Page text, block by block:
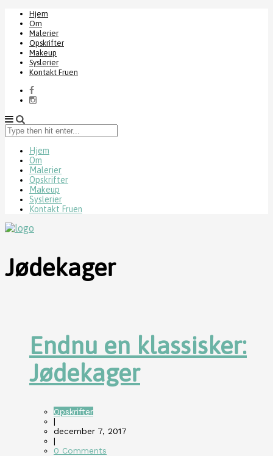
Hjem
Om
Malerier
Opskrifter
Makeup
Syslerier
Kontakt Fruen
Type
then
enter...
Hjem
Om
Malerier
Opskrifter
Makeup
Syslerier
Kontakt Fruen
Jødekager
Endnu en klassisker:
Jødekager
Opskrifter
|
december 7, 2017
|
0 Comments